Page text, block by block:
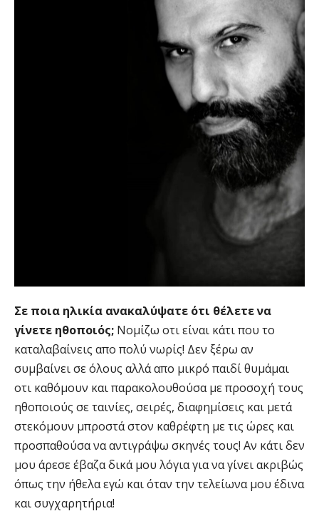
Σε ποια ηλικία ανακαλύψατε ότι θέλετε να
γίνετε ηθοποιός; Νομίζω οτι είναι κάτι που το
καταλαβαίνεις απο πολύ νωρίς! Δεν ξέρω αν
συμβαίνει σε όλους αλλά απο μικρό παιδί θυμάμαι
οτι καθόμουν και παρακολουθούσα με προσοχή τους
ηθοποιούς σε ταινίες, σειρές, διαφημίσεις και μετά
στεκόμουν μπροστά στον καθρέφτη με τις ώρες και
προσπαθούσα να αντιγράψω σκηνές τους! Αν κάτι δεν
μου άρεσε έβαζα δικά μου λόγια για να γίνει ακριβώς
όπως την ήθελα εγώ και όταν την τελείωνα μου έδινα
και συγχαρητήρια!